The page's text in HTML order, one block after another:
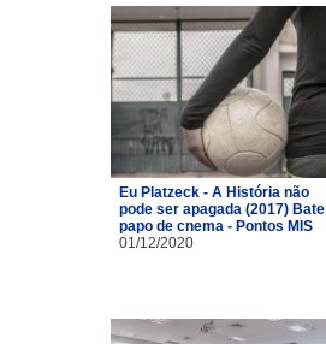
Eu Platzeck - A História não
pode ser apagada (2017) Bate
papo de cnema - Pontos MIS
01/12/2020